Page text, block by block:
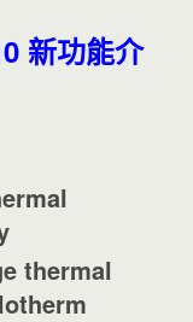
新功能介
thermal